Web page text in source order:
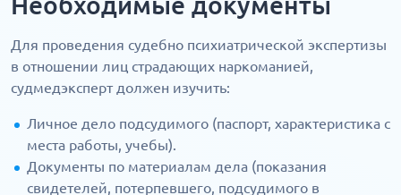
Для проведения судебно психиатрической экспертизы
в отношении лиц страдающих наркоманией,
судмедэксперт должен изучить:
Личное дело подсудимого (паспорт, характеристика с
места работы, учебы).
Документы по материалам дела (показания
свидетелей, потерпевшего, подсудимого в